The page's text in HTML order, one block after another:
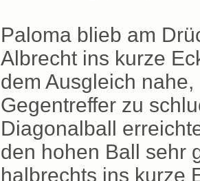
Paloma blieb am
Albrecht ins kurze
dem Ausgleich
Gegentreffer zu
Diagonalball
den hohen Ball sehr
halbrechts ins kurze